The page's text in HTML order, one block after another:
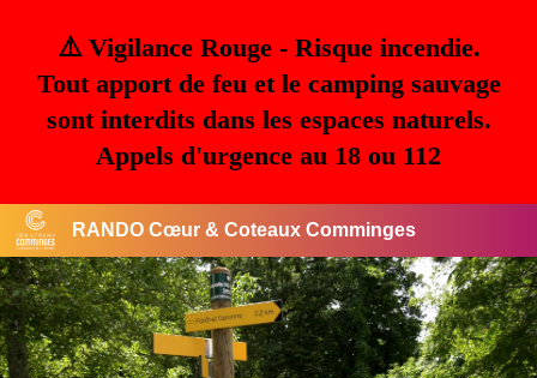
⚠️ Vigilance Rouge - Risque incendie.
Tout apport de feu et le camping sauvage
sont interdits dans les espaces naturels.
Appels d'urgence au 18 ou 112
RANDO Cœur & Coteaux Comminges